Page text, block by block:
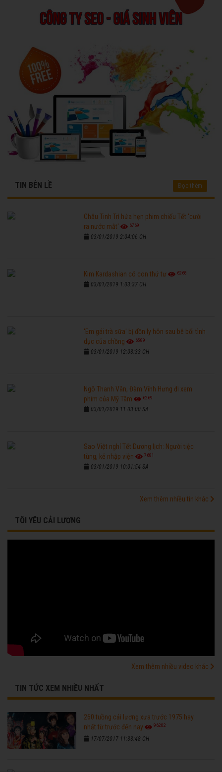
TIN BÊN LỀ Đọc thêm
Châu Tinh Trì hứa hẹn phim chiếu Tết 'cười
ra nước mắt'
6769
03/01/2019 2:04:06 CH
Kim Kardashian có con thứ tư 6268
03/01/2019 1:03:37 CH
'Em gái trà sữa' bị đồn ly hôn sau bê bối tình
dục của chồng
6589
03/01/2019 12:03:33 CH
Ngô Thanh Vân, Đàm Vĩnh Hưng đi xem
phim của Mỹ Tâm
6269
03/01/2019 11:03:00 SA
Sao Việt nghỉ Tết Dương lịch: Người tiệc
tùng, kẻ nhập viện
7681
03/01/2019 10:01:54 SA
Xem thêm nhiều tin khác
TÔI YÊU CẢI LƯƠNG
Xem thêm nhiều video khác
TIN TỨC XEM NHIỀU NHẤT
260 tuồng cải lương xưa trước 1975 hay
nhất từ trước đến nay
96202
17/07/2017 11:33:48 CH